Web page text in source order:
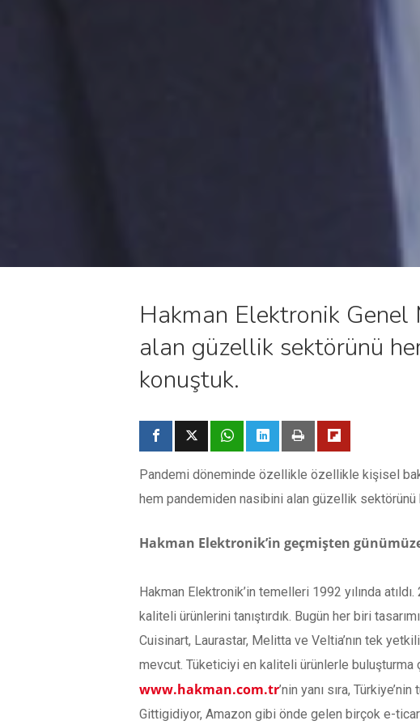
Hakman Elektronik
alan güzellik sektörünü
konuştuk.
Pandemi döneminde özellikle özellikle kişisel
hem pandemiden nasibini alan güzellik
Hakman Elektronik’in geçmişten
Hakman Elektronik’in temelleri 1992 yılında
kaliteli ürünlerini tanıştırdık. Bugün her biri
Cuisinart, Laurastar, Melitta ve Veltia’nın tek
mevcut. Tüketiciyi en kaliteli ürünlerle buluşturma
www.hakman.com.tr’nin yanı sıra,
Gittigidiyor, Amazon gibi önde gelen birçok e-